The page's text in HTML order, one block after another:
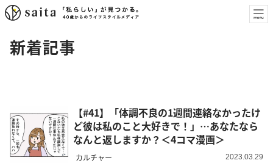
新着記事
【#41】「体調不良の1週間連絡なかったけ
ど彼は私のこと大好きで！」…あなたなら
なんと返しますか？＜4コマ漫画＞
カルチャー 2023.03.29